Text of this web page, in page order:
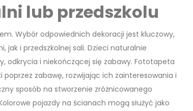
lub przedszkolu
Wybór odpowiednich dekoracji jest kluczowy,
i przedszkolnej sali. Dzieci naturalnie
odkrycia i niekończącej się zabawy. Fototapeta
zabawę, rozwijając ich zainteresowania i
sposób na stworzenie zróżnicowanego
pojazdy na ścianach mogą służyć jako